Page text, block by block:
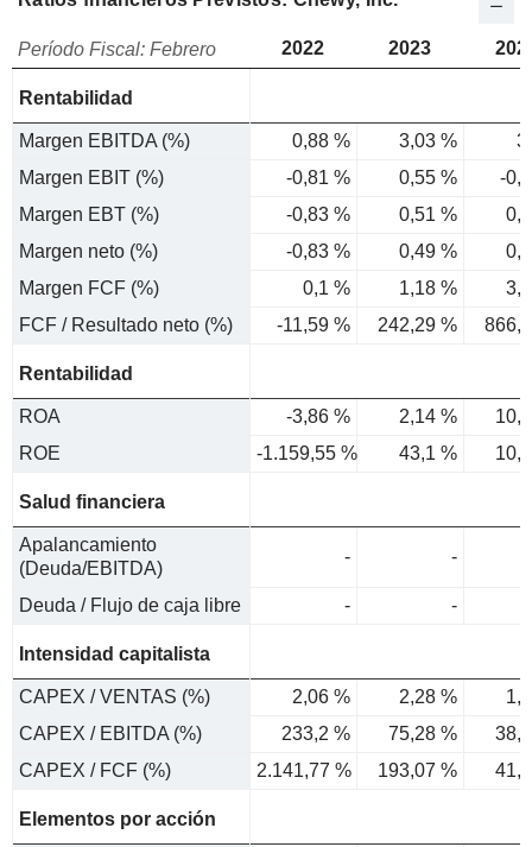
Período Fiscal: Febrero 2022 2023
Rentabilidad
Margen EBITDA (%) 0,88 % 3,03 %
Margen EBIT (%)
-0,81 % 0,55 %
-
Margen EBT (%)
-0,83 % 0,51 %
Margen neto (%)
-0,83 % 0,49 %
Margen FCF (%)
0,1 % 1,18 %
FCF / Resultado neto (%)
-11,59 % 242,29 %
Rentabilidad
ROA -3,86 % 2,14 %
ROE
-1.159,55 % 43,1 %
Salud financiera
Apalancamiento
(Deuda/EBITDA)
- -
Deuda / Flujo de caja libre - -
Intensidad capitalista
CAPEX / VENTAS (%) 2,06 % 2,28 %
CAPEX / EBITDA (%)
233,2 % 75,28 %
CAPEX / FCF (%)
2.141,77 % 193,07 %
Elementos por acción